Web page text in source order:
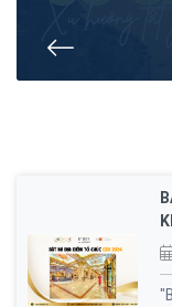
Tuy nhiên, nhiều